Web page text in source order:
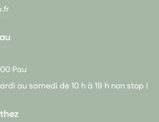
Pau
au samedi de 10 h à 19 h non stop !